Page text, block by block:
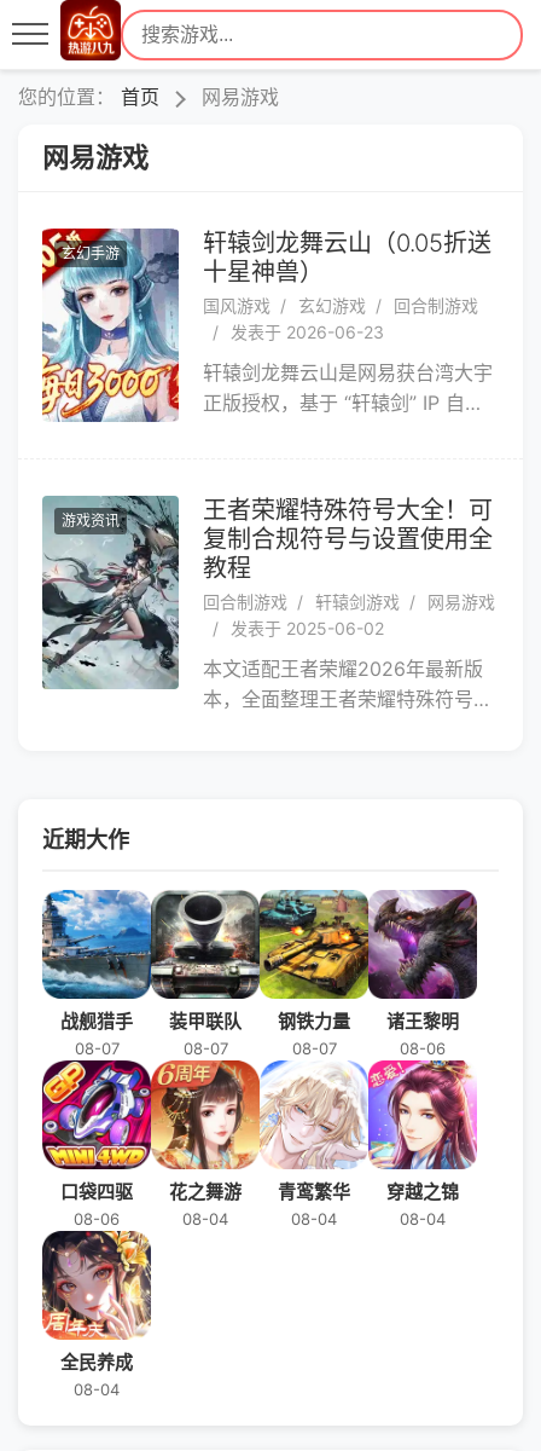
您的位置： 首页 网易游戏
网易游戏
玄幻手游
轩辕剑龙舞云山（0.05折送
十星神兽）
国风游戏 玄幻游戏
回合制游戏
发表于 2026-06-23
轩辕剑龙舞云山是网易获台湾大宇
正版授权，基于 “轩辕剑” IP 自研
在唐朝由盛转衰之时。既有经典剧
情，也有原创的时空穿越剧情，讲
述安禄山叛乱、琉璃会高层失踪、
墨家后人现世等情节，还涉及上古
十大神器，各势力展开正邪较量。
玩法上，在回合制战斗基础上创
新，加入 “克制” 与 “追击” 系统，
玩家需搭配阵容策略战斗，还有护
乐上，《云山逸韵》专辑收录 11
首曲目，各场景旋律独特，营造沉
浸式氛围。在这里，你将拥有一段
独一无二的国风游戏记忆，不容错
过。
游戏资讯
王者荣耀特殊符号大全！可
复制合规符号与设置使用全
教程
回合制游戏 轩辕剑游戏
网易游戏
发表于 2025-06-02
本文适配王者荣耀2026年最新版
本，全面整理王者荣耀特殊符号相
近期大作
战舰猎手
08-07
装甲联队
08-07
钢铁力量
08-07
诸王黎明
08-06
口袋四驱
08-06
花之舞游
08-04
青鸾繁华
08-04
穿越之锦
08-04
全民养成
08-04